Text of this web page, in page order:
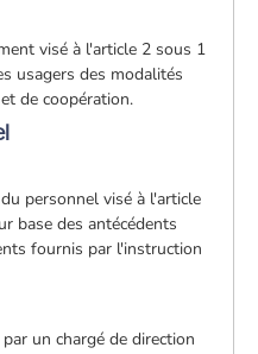
visé à l'article 2 sous 1
usagers des modalités
de coopération.
personnel visé à l'article
base des antécédents
fournis par l'instruction
un chargé de direction